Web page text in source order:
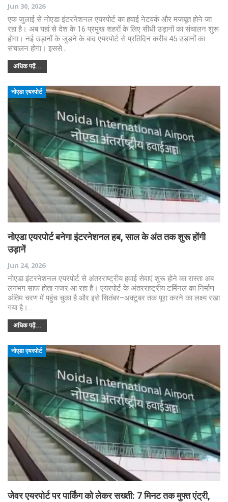
Jun 30, 2026
एक जुलाई से नोएडा इंटरनेशनल एयरपोर्ट का हवाई नेटवर्क और मजबूत होने जा
रहा है। अब यहां से देश के 16 प्रमुख शहरों के लिए सीधी उड़ानों का संचालन शुरू
होगा। नई उड़ानों के जुड़ने के बाद एयरपोर्ट से प्रतिदिन करीब 45 उड़ानों का
संचालन होगा। इससे…
अधिक पढ़ें...
नोएडा एयरपोर्ट
नोएडा एयरपोर्ट बनेगा इंटरनेशनल हब, साल के अंत तक शुरू होंगी
उड़ानें
Jun 24, 2026
नोएडा इंटरनेशनल एयरपोर्ट से अंतरराष्ट्रीय हवाई सेवाएं शुरू होने का रास्ता अब
लगभग साफ होता नजर आ रहा है। एयरपोर्ट के अंतरराष्ट्रीय टर्मिनल का निर्माण
अंतिम चरण में पहुंच चुका है और इसे सितंबर–अक्टूबर तक पूरा करने का लक्ष्य रखा
गया है।…
अधिक पढ़ें...
नोएडा एयरपोर्ट
जेवर एयरपोर्ट पर पार्किंग को लेकर सख्ती: 7 मिनट तक मुफ्त एंट्री,